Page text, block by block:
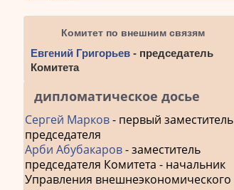
Комитет по внешним связям
Евгений Григорьев - председатель
Комитета
дипломатическое досье
Сергей Марков- первый заместитель
председателя
Арби Абубакаров- заместитель
председателя Комитета - начальник
Управления внешнеэкономического